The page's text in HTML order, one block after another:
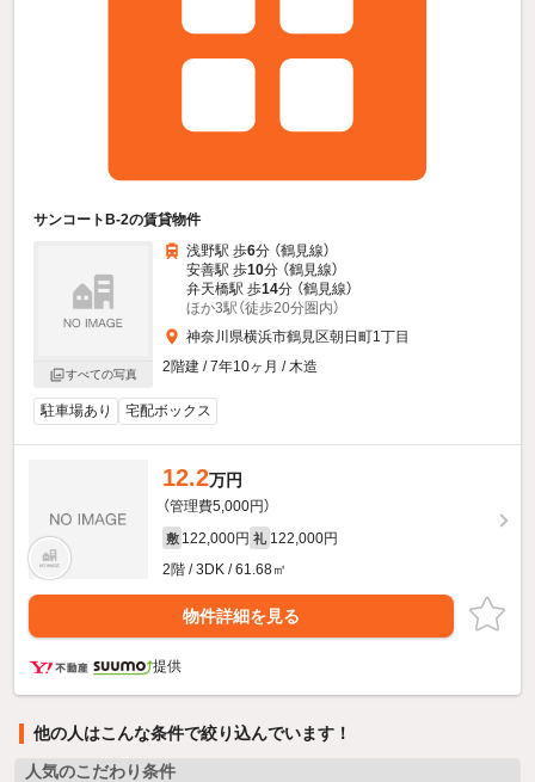
サンコートB-2の賃貸物件
すべての写真
浅野駅 歩6分 （鶴見線）
安善駅 歩10分 （鶴見線）
弁天橋駅 歩14分 （鶴見線）
ほか3駅（徒歩20分圏内）
神奈川県横浜市鶴見区朝日町1丁目
2階建 / 7年10ヶ月 / 木造
駐車場あり 宅配ボックス
12.2万円
（管理費5,000円）
敷 122,000円 礼 122,000円
2階 / 3DK / 61.68㎡
物件詳細を見る
提供
他の人はこんな条件で絞り込んでいます！
人気のこだわり条件